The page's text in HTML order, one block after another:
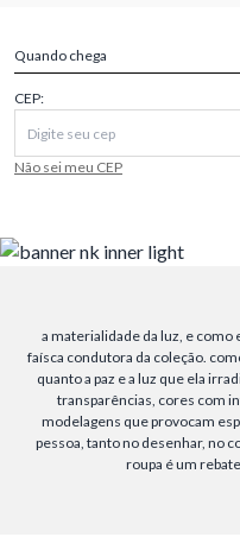
Quando chega
CEP:
Não sei meu CEP
a materialidade da luz, e como
faísca condutora da coleção.
quanto a paz e a luz que ela
transparências, cores com
modelagens que provocam
pessoa, tanto no desenhar, no
roupa é um